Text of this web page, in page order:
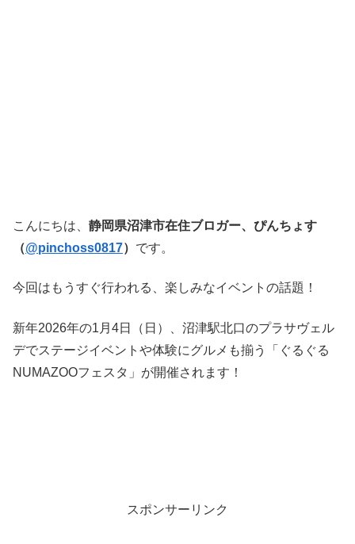
こんにちは、 静岡県沼津市在住ブロガー、ぴんちょす
（@pinchoss0817） です。
今回はもうすぐ行われる、楽しみなイベントの話題！
新年2026年の1月4日（日）、沼津駅北口のプラサヴェル
デでステージイベントや体験にグルメも揃う「ぐるぐる
NUMAZOOフェスタ」が開催されます！
スポンサーリンク